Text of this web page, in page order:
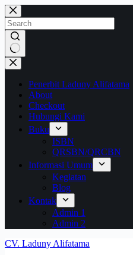
Skip
to
content
No
results
Penerbit Laduny Alifatama
About
Checkout
Hubungi Kami
Buku
ISBN
QRSBN/QRCBN
Informasi Umum
Kegiatan
Blog
Kontak
Admin 1
Admin 2
CV. Laduny Alifatama